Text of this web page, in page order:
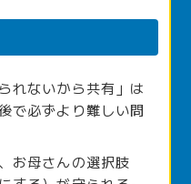
れないから共有」は
で必ずより難しい問
お母さんの選択肢